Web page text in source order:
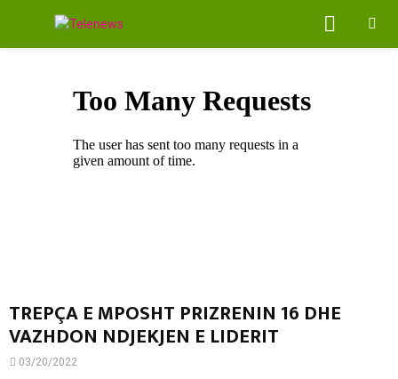
TREPÇA E MPOSHT PRIZRENIN 16 DHE
VAZHDON NDJEKJEN E LIDERIT
03/20/2022